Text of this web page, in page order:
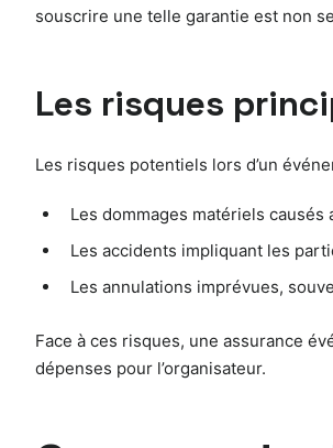
souscrire une telle garantie est non
Les risques
Les risques potentiels lors d’un
Les dommages matériels
Les accidents impliquant les
Les annulations imprévues,
Face à ces risques, une assurance
dépenses pour l’organisateur.